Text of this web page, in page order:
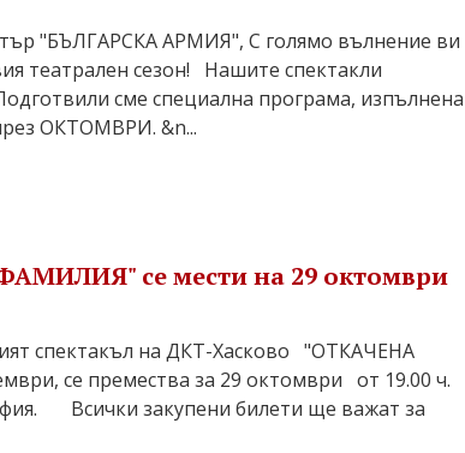
"БЪЛГАРСКА АРМИЯ", С голямо вълнение ви
театрален сезон! Нашите спектакли
сме специална програма, изпълнена
ОКТОМВРИ. &n...
се мести на 29 октомври
спектакъл на ДКТ-Хасково "ОТКАЧЕНА
се премества за 29 октомври от 19.00 ч.
Всички закупени билети ще важат за